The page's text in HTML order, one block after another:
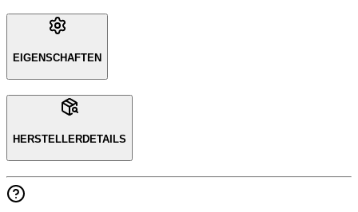
EIGENSCHAFTEN
HERSTELLERDETAILS